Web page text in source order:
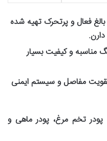
فعال و پرتحرک تهیه شده
.
مناسبه و کیفیت بسیار
مفاصل و سیستم ایمنی
تخم مرغ، پودر ماهی و